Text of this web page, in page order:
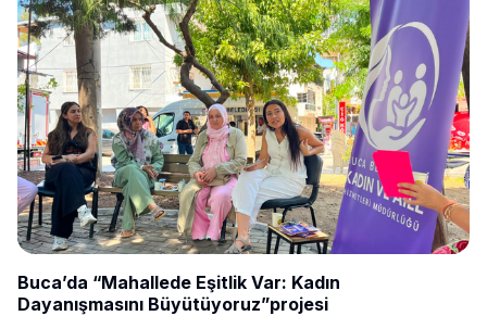
Buca’da “Mahallede Eşitlik Var: Kadın
Dayanışmasını Büyütüyoruz”projesi